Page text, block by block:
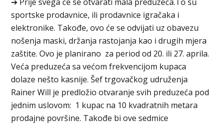
sportske prodavnice, ili prodavnice igračaka i
elektronike. Takođe, ovo će se odvijati uz obavezu
nošenja maski, držanja rastojanja kao i drugih mjera
zaštite. Ovo je planirano za period od 20. ili 27. aprila.
Veća preduzeća sa većom frekvencijom kupaca
dolaze nešto kasnije. Šef trgovačkog udruženja
Rainer Will je predložio otvaranje svih preduzeća pod
jednim uslovom: 1 kupac na 10 kvadratnih metara
prodajne površine. Takođe bi ove sedmice